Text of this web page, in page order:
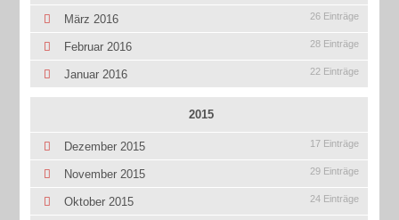
März 2016 26 Einträge
Februar 2016 28 Einträge
Januar 2016 22 Einträge
2015
Dezember 2015 17 Einträge
November 2015 29 Einträge
Oktober 2015 24 Einträge